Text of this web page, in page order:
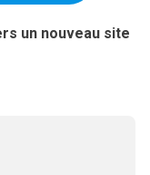
un nouveau site